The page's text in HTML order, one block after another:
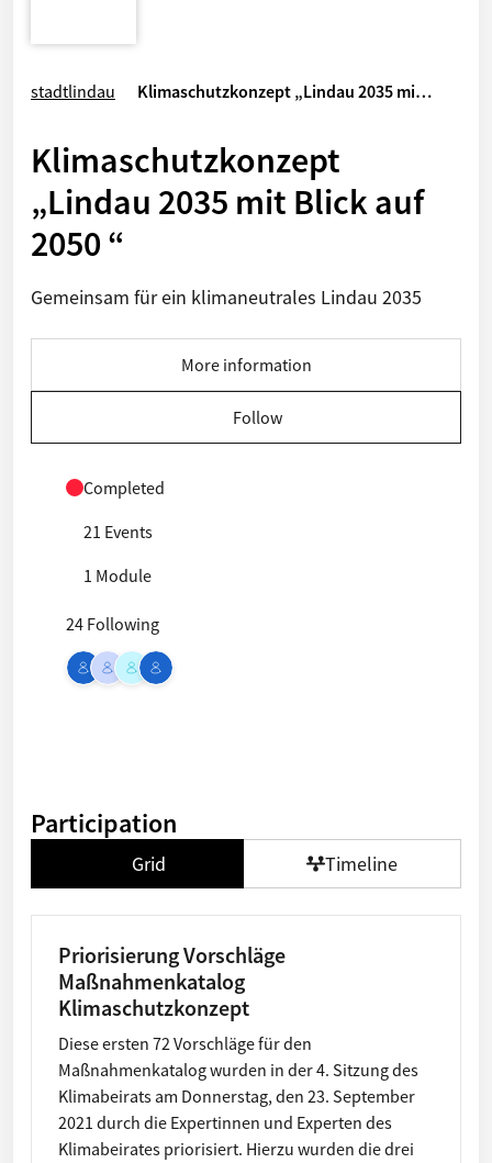
stadtlindau Klimaschutzkonzept „Lindau 2035 mi…
Klimaschutzkonzept
„Lindau 2035 mit Blick auf
2050 “
Gemeinsam für ein klimaneutrales Lindau 2035
More information
Follow
Completed
21 Events
1 Module
24 Following
Participation
Grid Timeline
Priorisierung Vorschläge
Maßnahmenkatalog
Klimaschutzkonzept
Diese ersten 72 Vorschläge für den
Maßnahmenkatalog wurden in der 4. Sitzung des
Klimabeirats am Donnerstag, den 23. September
2021 durch die Expertinnen und Experten des
Klimabeirates priorisiert. Hierzu wurden die drei